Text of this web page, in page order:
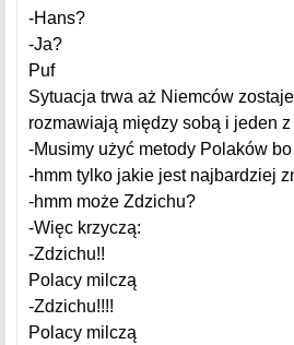
-Hans?
-Ja?
Puf
Sytuacja trwa aż Niemców zostaje
rozmawiają między sobą i jeden
-Musimy użyć metody Polaków
-hmm tylko jakie jest najbardziej
-hmm może Zdzichu?
-Więc krzyczą:
-Zdzichu!!
Polacy milczą
-Zdzichu!!!!
Polacy milczą